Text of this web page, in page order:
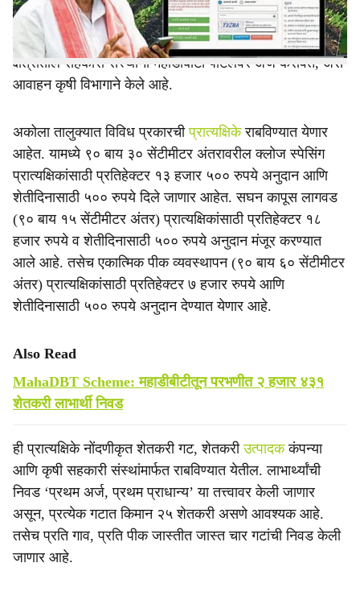
प्रात्यक्षिके राबविण्यात येणार असून, त्यांचा लाभ घेण्यासाठी पात्र
शेतकरी गट, शेतकरी उत्पादक कंपन्या (एफपीओ) तसेच कृषी
क्षेत्रातील सहकारी संस्थांनी महाडीबीटी पोर्टलवर अर्ज करावेत, असे
आवाहन कृषी विभागाने केले आहे.
अकोला तालुक्यात विविध प्रकारचीप्रात्यक्षिकेराबविण्यात येणार
आहेत. यामध्ये ९० बाय ३० सेंटीमीटर अंतरावरील क्लोज स्पेसिंग
प्रात्यक्षिकांसाठी प्रतिहेक्टर १३ हजार ५०० रुपये अनुदान आणि
शेतीदिनासाठी ५०० रुपये दिले जाणार आहेत. सघन कापूस लागवड
(९० बाय १५ सेंटीमीटर अंतर) प्रात्यक्षिकांसाठी प्रतिहेक्टर १८
हजार रुपये व शेतीदिनासाठी ५०० रुपये अनुदान मंजूर करण्यात
आले आहे. तसेच एकात्मिक पीक व्यवस्थापन (९० बाय ६० सेंटीमीटर
अंतर) प्रात्यक्षिकांसाठी प्रतिहेक्टर ७ हजार रुपये आणि
शेतीदिनासाठी ५०० रुपये अनुदान देण्यात येणार आहे.
Also Read
MahaDBT Scheme: महाडीबीटीतून परभणीत २ हजार ४३१
शेतकरी लाभार्थी निवड
ही प्रात्यक्षिके नोंदणीकृत शेतकरी गट, शेतकरीउत्पादककंपन्या
आणि कृषी सहकारी संस्थांमार्फत राबविण्यात येतील. लाभार्थ्यांची
निवड ‘प्रथम अर्ज, प्रथम प्राधान्य’ या तत्त्वावर केली जाणार
असून, प्रत्येक गटात किमान २५ शेतकरी असणे आवश्यक आहे.
तसेच प्रति गाव, प्रति पीक जास्तीत जास्त चार गटांची निवड केली
जाणार आहे.